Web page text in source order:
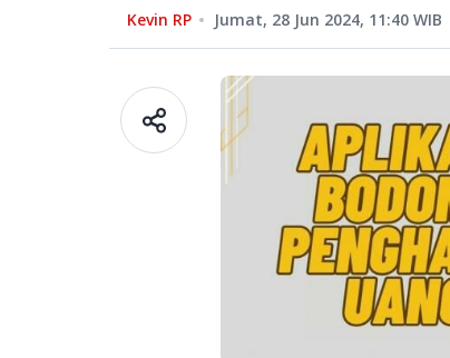
Kevin RP Jumat, 28 Jun 2024, 11:40 WIB